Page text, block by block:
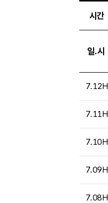
시간
일.시
7.12H
7.11H
7.10H
7.09H
7.08H